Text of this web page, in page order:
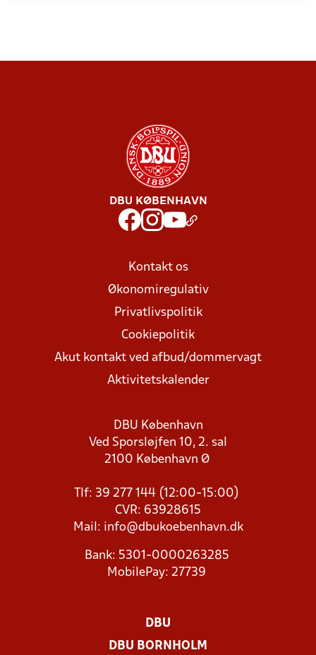
DBU KØBENHAVN
Kontakt os
Økonomiregulativ
Privatlivspolitik
Cookiepolitik
Akut kontakt ved afbud/dommervagt
Aktivitetskalender
DBU København
Ved Sporsløjfen 10, 2. sal
2100 København Ø
Tlf: 39 277 144 (12:00-15:00)
CVR: 63928615
Mail: info@dbukoebenhavn.dk
Bank: 5301-0000263285
MobilePay: 27739
DBU
DBU BORNHOLM